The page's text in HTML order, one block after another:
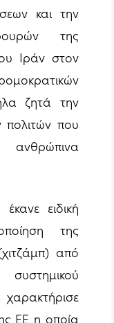
και την
της
Ιράν στον
ζητά την
πολιτών που
ειδική
της
από
ΕΕ η οποία